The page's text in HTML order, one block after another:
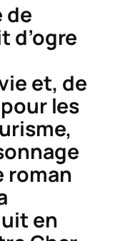
de
d’ogre
et, de
les
roman
en